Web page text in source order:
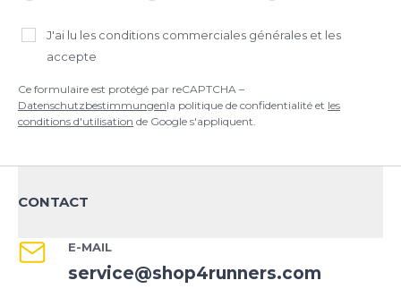
J'ai lu les conditions commerciales générales et les
accepte
Ce formulaire est protégé par reCAPTCHA –
Datenschutzbestimmungenla politique de confidentialité et les
conditions d'utilisation de Google s'appliquent.
CONTACT
E-MAIL
service@shop4runners.com